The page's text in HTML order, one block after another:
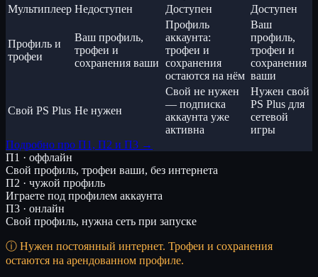
Мультиплеер Недоступен Доступен Доступен
Профиль и
трофеи
Ваш профиль,
трофеи и
сохранения ваши
Профиль
аккаунта:
трофеи и
сохранения
остаются на нём
Ваш
профиль,
трофеи и
сохранения
ваши
Свой PS Plus Не нужен
Свой не нужен
— подписка
аккаунта уже
активна
Нужен свой
PS Plus для
сетевой
игры
Подробно про П1, П2 и П3 →
П1 · оффлайн
Свой профиль, трофеи ваши, без интернета
П2 · чужой профиль
Играете под профилем аккаунта
П3 · онлайн
Свой профиль, нужна сеть при запуске
Нужен постоянный интернет. Трофеи и сохранения
остаются на арендованном профиле.